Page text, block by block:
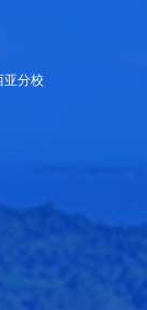
亚分校